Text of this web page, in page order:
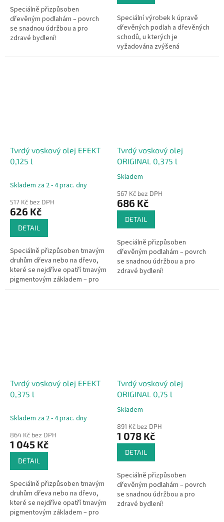
hvězdiček.
Speciálně přizpůsoben
dřevěným podlahám – povrch
se snadnou údržbou a pro
zdravé bydlení!
Speciální výrobek k úpravě
dřevěných podlah a dřevěných
schodů, u kterých je
vyžadována zvýšená
bezpečnost proti uklouznutí.
Tvrdý voskový olej EFEKT
0,125 l
Skladem za 2 - 4 prac. dny
517 Kč bez DPH
626 Kč
DETAIL
Speciálně přizpůsoben tmavým
druhům dřeva nebo na dřevo,
které se nejdříve opatří tmavým
pigmentovým základem – pro
efektní ztvárnění povrchu!
Tvrdý voskový olej
ORIGINAL 0,375 l
Průměrné
produktu
je
hvězdiček.
Skladem
567 Kč bez DPH
686 Kč
DETAIL
Speciálně přizpůsoben
dřevěným podlahám – povrch
se snadnou údržbou a pro
zdravé bydlení!
Tvrdý voskový olej EFEKT
0,375 l
Skladem za 2 - 4 prac. dny
864 Kč bez DPH
1 045 Kč
DETAIL
Speciálně přizpůsoben tmavým
druhům dřeva nebo na dřevo,
které se nejdříve opatří tmavým
pigmentovým základem – pro
Tvrdý voskový olej
ORIGINAL 0,75 l
Průměrné
produktu
je
hvězdiček.
Skladem
891 Kč bez DPH
1 078 Kč
DETAIL
Speciálně přizpůsoben
dřevěným podlahám – povrch
se snadnou údržbou a pro
zdravé bydlení!